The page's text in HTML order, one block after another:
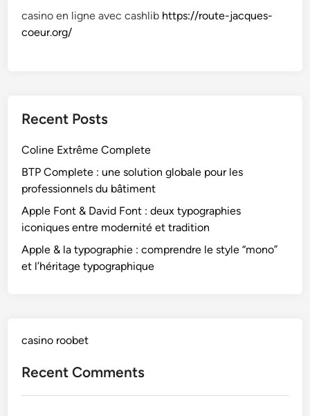
casino en ligne avec cashlib https://route-jacques-
coeur.org/
Recent Posts
Coline Extrême Complete
BTP Complete : une solution globale pour les
professionnels du bâtiment
Apple Font & David Font : deux typographies
iconiques entre modernité et tradition
Apple & la typographie : comprendre le style “mono”
et l’héritage typographique
casino roobet
Recent Comments